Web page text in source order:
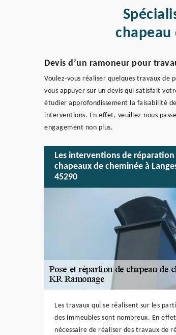
chapeau
Devis d’un ramoneur pour
Voulez-vous réaliser quelques travaux de
vous appuyer sur un devis qui satisfait
étudier approfondissement la faisabilité
interventions. En effet, veuillez-nous
engagement non plus.
Les interventions de réparation
chapeaux de cheminée à
45290
Les travaux qui se réalisent sur les
des immeubles sont nombreux. En
nécessaire de réaliser des travaux de